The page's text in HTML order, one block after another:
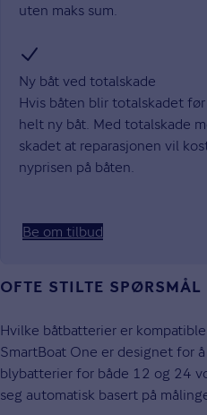
uten maks sum.
Ny båt ved totalskade
Hvis båten blir totalskadet
helt ny båt. Med totalskade
skadet at reparasjonen vil
nyprisen på båten.
Be om tilbud
OFTE STILTE SPØRSMÅL
Hvilke båtbatterier er
SmartBoat One er designet for
blybatterier for både 12 og 24
seg automatisk basert på